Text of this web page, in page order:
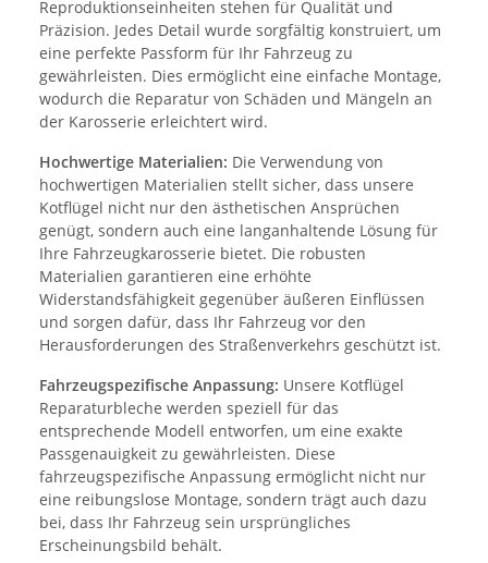
Reproduktionseinheiten stehen für Qualität und
Präzision. Jedes Detail wurde sorgfältig konstruiert, um
eine perfekte Passform für Ihr Fahrzeug zu
gewährleisten. Dies ermöglicht eine einfache Montage,
wodurch die Reparatur von Schäden und Mängeln an
der Karosserie erleichtert wird.
Hochwertige Materialien: Die Verwendung von
hochwertigen Materialien stellt sicher, dass unsere
Kotflügel nicht nur den ästhetischen Ansprüchen
genügt, sondern auch eine langanhaltende Lösung für
Ihre Fahrzeugkarosserie bietet. Die robusten
Materialien garantieren eine erhöhte
Widerstandsfähigkeit gegenüber äußeren Einflüssen
und sorgen dafür, dass Ihr Fahrzeug vor den
Herausforderungen des Straßenverkehrs geschützt ist.
Fahrzeugspezifische Anpassung: Unsere Kotflügel
Reparaturbleche werden speziell für das
entsprechende Modell entworfen, um eine exakte
Passgenauigkeit zu gewährleisten. Diese
fahrzeugspezifische Anpassung ermöglicht nicht nur
eine reibungslose Montage, sondern trägt auch dazu
bei, dass Ihr Fahrzeug sein ursprüngliches
Erscheinungsbild behält.